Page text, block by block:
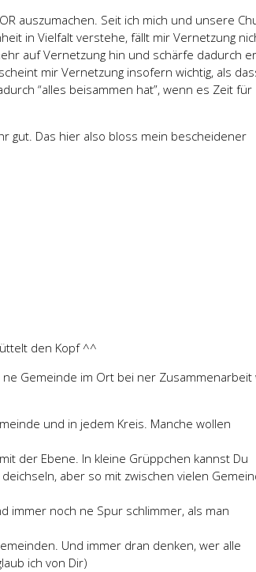
auszumachen. Seit ich mich und unsere
in Vielfalt verstehe, fällt mir Vernetzung
auf Vernetzung hin und schärfe dadurch
mir Vernetzung insofern wichtig, als
“alles beisammen hat”, wenn es Zeit für
gut. Das hier also bloss mein bescheidener
den Kopf ^^
Gemeinde im Ort bei ner Zusammenarbeit
und in jedem Kreis. Manche wollen
der Ebene. In kleine Grüppchen kannst Du
aber so mit zwischen vielen
immer noch ne Spur schlimmer, als man
Und immer dran denken, wer alle
ich von Dir)